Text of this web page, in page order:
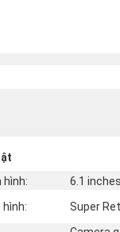
hình:
6.1 inches
Super